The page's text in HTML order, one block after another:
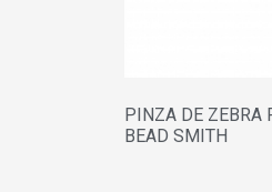
PINZA DE ZEBRA
BEAD SMITH